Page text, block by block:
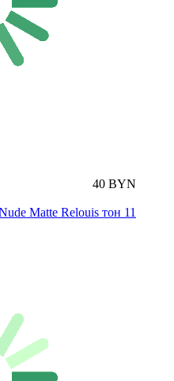
40 BYN
Matte Relouis тон 11